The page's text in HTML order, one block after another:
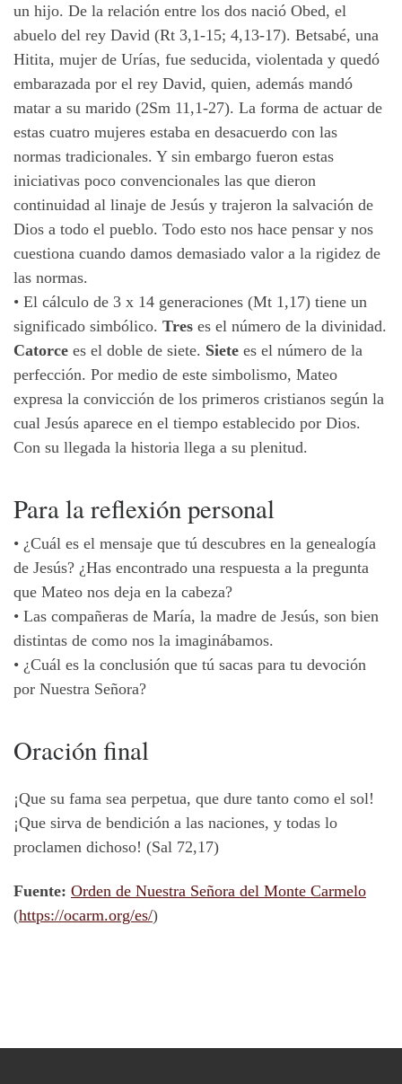
un hijo. De la relación entre los dos nació Obed, el
abuelo del rey David (Rt 3,1-15; 4,13-17). Betsabé, una
Hitita, mujer de Urías, fue seducida, violentada y quedó
embarazada por el rey David, quien, además mandó
matar a su marido (2Sm 11,1-27). La forma de actuar de
estas cuatro mujeres estaba en desacuerdo con las
normas tradicionales. Y sin embargo fueron estas
iniciativas poco convencionales las que dieron
continuidad al linaje de Jesús y trajeron la salvación de
Dios a todo el pueblo. Todo esto nos hace pensar y nos
cuestiona cuando damos demasiado valor a la rigidez de
las normas.
• El cálculo de 3 x 14 generaciones (Mt 1,17) tiene un
significado simbólico. Tres es el número de la divinidad.
Catorce es el doble de siete. Siete es el número de la
perfección. Por medio de este simbolismo, Mateo
expresa la convicción de los primeros cristianos según la
cual Jesús aparece en el tiempo establecido por Dios.
Con su llegada la historia llega a su plenitud.
Para la reflexión personal
• ¿Cuál es el mensaje que tú descubres en la genealogía
de Jesús? ¿Has encontrado una respuesta a la pregunta
que Mateo nos deja en la cabeza?
• Las compañeras de María, la madre de Jesús, son bien
distintas de como nos la imaginábamos.
• ¿Cuál es la conclusión que tú sacas para tu devoción
por Nuestra Señora?
Oración final
¡Que su fama sea perpetua, que dure tanto como el sol!
¡Que sirva de bendición a las naciones, y todas lo
proclamen dichoso! (Sal 72,17)
Fuente: Orden de Nuestra Señora del Monte Carmelo
(https://ocarm.org/es/)